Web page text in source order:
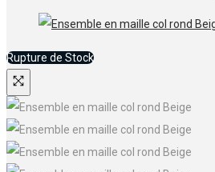
Rupture de Stock